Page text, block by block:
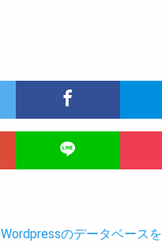
Wordpressのデータベースを